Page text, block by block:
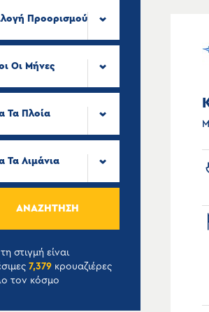
Προορισμού
Οι Μήνες
Τα Πλοία
Τα Λιμάνια
ΑΝΑΖΉΤΗΣΗ
στιγμή είναι
7,379 κρουαζιέρες
τον κόσμο